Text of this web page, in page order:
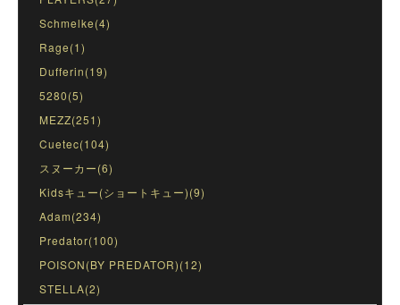
Schmelke(4)
Rage(1)
Dufferin(19)
5280(5)
MEZZ(251)
Cuetec(104)
スヌーカー(6)
Kidsキュー(ショートキュー)(9)
Adam(234)
Predator(100)
POISON(BY PREDATOR)(12)
STELLA(2)